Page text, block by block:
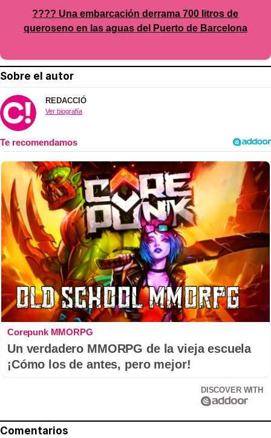
???? Una embarcación derrama 700 litros de
queroseno en las aguas del Puerto de Barcelona
Sobre el autor
REDACCIÓ
Ver biografía
Corepunk MMORPG
Un verdadero MMORPG de la vieja escuela
¡Cómo los de antes, pero mejor!
DISCOVER WITH
Comentarios